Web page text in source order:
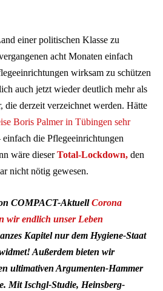
einer politischen Klasse zu
acht Monaten einfach
wirksam zu schützen
auch jetzt wieder deutlich mehr als
die derzeit verzeichnet werden. Hätte
Boris Palmer in Tübingen sehr
einfach die Pflegeeinrichtungen
wäre dieserTotal-Lockdown, den
nicht nötig gewesen.
COMPACT-AktuellCorona
wir endlich unser Leben
Kapitel nur dem Hygiene-Staat
Außerdem bieten wir
ultimativen Argumenten-Hammer
Mit Ischgl-Studie, Heinsberg-